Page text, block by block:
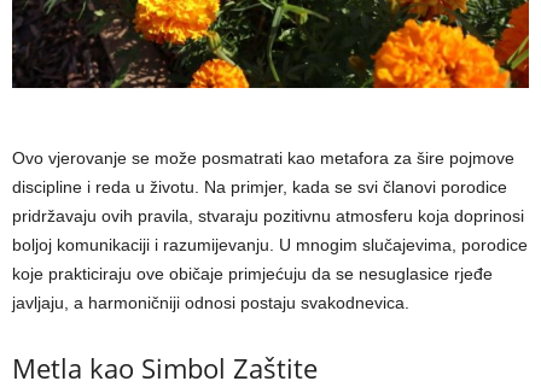
Ovo vjerovanje se može posmatrati kao metafora za šire pojmove
discipline i reda u životu. Na primjer, kada se svi članovi porodice
pridržavaju ovih pravila, stvaraju pozitivnu atmosferu koja doprinosi
boljoj komunikaciji i razumijevanju. U mnogim slučajevima, porodice
koje prakticiraju ove običaje primjećuju da se nesuglasice rjeđe
javljaju, a harmoničniji odnosi postaju svakodnevica.
Metla kao Simbol Zaštite